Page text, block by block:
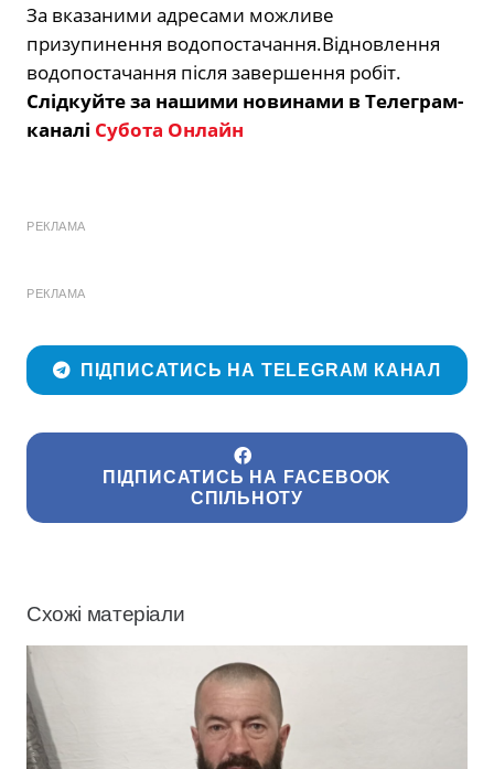
За вказаними адресами можливе
призупинення водопостачання.Відновлення
водопостачання після завершення робіт.
Слідкуйте за нашими новинами в Телеграм-
каналі Субота Онлайн
РЕКЛАМА
РЕКЛАМА
ПІДПИСАТИСЬ НА TELEGRAM КАНАЛ
ПІДПИСАТИСЬ НА FACEBOOK
СПІЛЬНОТУ
Схожі матеріали